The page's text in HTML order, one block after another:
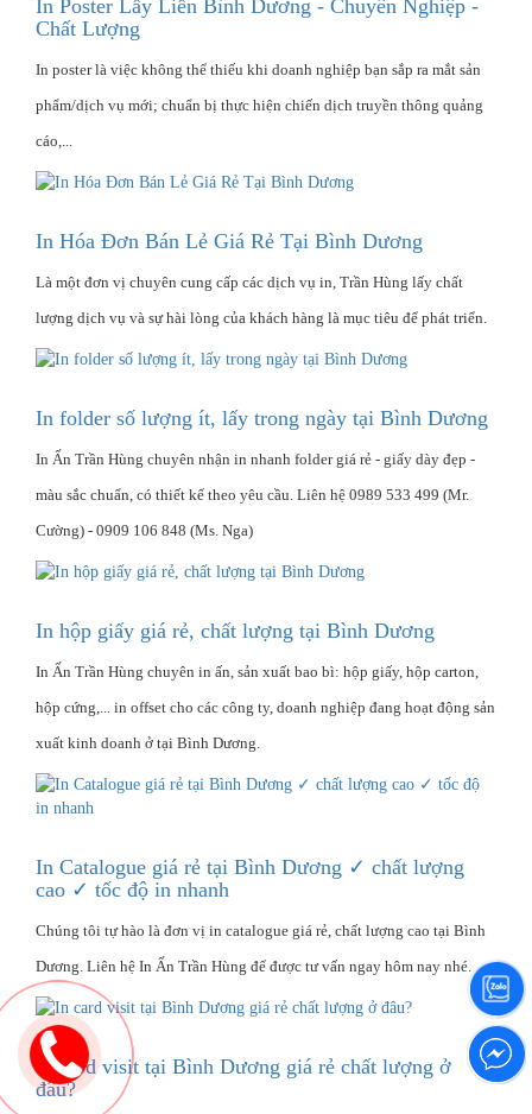
In Poster Lấy Liền Bình Dương - Chuyên Nghiệp -
Chất Lượng
In poster là việc không thể thiếu khi doanh nghiệp bạn sắp ra mắt sản
phẩm/dịch vụ mới; chuẩn bị thực hiện chiến dịch truyền thông quảng
cáo,...
In Hóa Đơn Bán Lẻ Giá Rẻ Tại Bình Dương
Là một đơn vị chuyên cung cấp các dịch vụ in, Trần Hùng lấy chất
lượng dịch vụ và sự hài lòng của khách hàng là mục tiêu để phát triển.
In folder số lượng ít, lấy trong ngày tại Bình Dương
In Ấn Trần Hùng chuyên nhận in nhanh folder giá rẻ - giấy dày đẹp -
màu sắc chuẩn, có thiết kế theo yêu cầu. Liên hệ 0989 533 499 (Mr.
Cường) - 0909 106 848 (Ms. Nga)
In hộp giấy giá rẻ, chất lượng tại Bình Dương
In Ấn Trần Hùng chuyên in ấn, sản xuất bao bì: hộp giấy, hộp carton,
hộp cứng,... in offset cho các công ty, doanh nghiệp đang hoạt động sản
xuất kinh doanh ở tại Bình Dương.
In Catalogue giá rẻ tại Bình Dương ✓ chất lượng
cao ✓ tốc độ in nhanh
Chúng tôi tự hào là đơn vị in catalogue giá rẻ, chất lượng cao tại Bình
Dương. Liên hệ In Ấn Trần Hùng để được tư vấn ngay hôm nay nhé.
In card visit tại Bình Dương giá rẻ chất lượng ở
đâu?